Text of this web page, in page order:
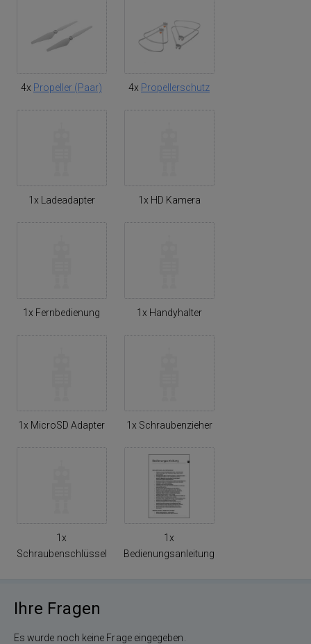
4x Propeller (Paar) 4x Propellerschutz
1x Ladeadapter 1x HD Kamera
1x Fernbedienung 1x Handyhalter
1x MicroSD Adapter 1x Schraubenzieher
1x
Schraubenschlüssel
1x
Bedienungsanleitung
Ihre Fragen
Es wurde noch keine Frage eingegeben.